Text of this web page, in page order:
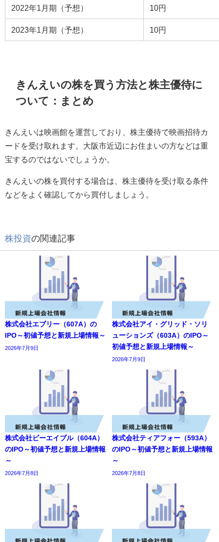
2022年1 月期（予想） 10円
2023年1 月期（予想） 10円
きんえいの株を買う方法と株主優待に
ついて：まとめ
きんえいは映画館を運営しており、株主優待で映画招待カ
ードを受け取れます。大阪市近辺にお住まいの方などは重
宝するのではないでしょうか。
きんえいの株を買付する場合は、株主優待を受け取る条件
などをよく確認してから買付しましょう。
株投資の関連記事
株式会社エブリー（607A）の
IPO～初値予想と新規上場情報～
2026年7月9日
株式会社アイ・グリッド・ソリ
ューションズ（603A）のIPO～
初値予想と新規上場情報～
2026年7月9日
株式会社ビーエイブル（604A）
のIPO～初値予想と新規上場情報
～
2026年7月8日
株式会社ティアフォー（593A）
のIPO～初値予想と新規上場情報
～
2026年7月8日